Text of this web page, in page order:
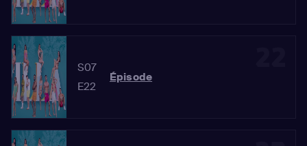
S07
E22
Épisode